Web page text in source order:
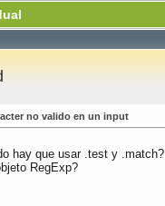
no valido en un input
hay que usar .test y .match?
RegExp?